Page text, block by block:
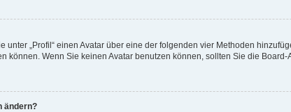
unter „Profil“ einen Avatar über eine der folgenden vier Methoden
können. Wenn Sie keinen Avatar benutzen können, sollten Sie die
ändern?